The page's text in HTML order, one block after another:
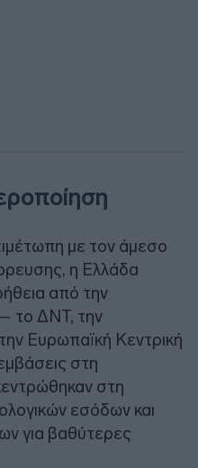
με τον άμεσο
η Ελλάδα
από την
το ΔΝΤ, την
Ευρωπαϊκή Κεντρική
στη
στη
εσόδων και
για βαθύτερες